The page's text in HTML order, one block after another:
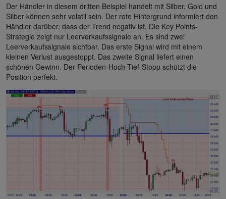
Der Händler in diesem dritten Beispiel handelt mit Silber. Gold und
Silber können sehr volatil sein. Der rote Hintergrund informiert den
Händler darüber, dass der Trend negativ ist. Die Key Points-
Strategie zeigt nur Leerverkaufssignale an. Es sind zwei
Leerverkaufssignale sichtbar. Das erste Signal wird mit einem
kleinen Verlust ausgestoppt. Das zweite Signal liefert einen
schönen Gewinn. Der Perioden-Hoch-Tief-Stopp schützt die
Position perfekt.